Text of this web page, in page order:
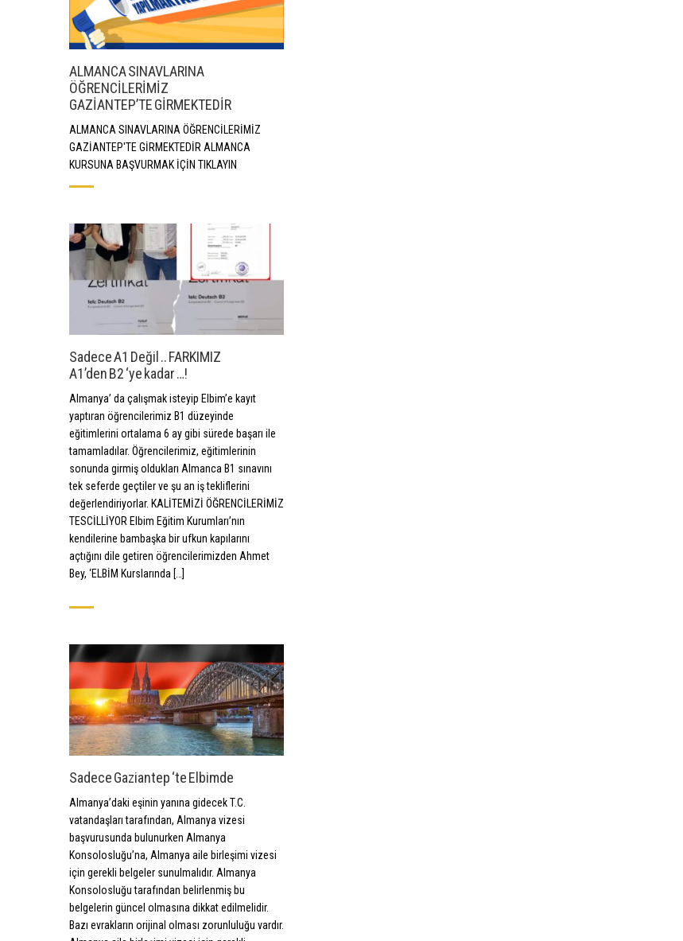
ALMANCA SINAVLARINA
ÖĞRENCİLERİMİZ
GAZİANTEP’TE GİRMEKTEDİR
ALMANCA SINAVLARINA ÖĞRENCİLERİMİZ
GAZİANTEP'TE GİRMEKTEDİR ALMANCA
KURSUNA BAŞVURMAK İÇİN TIKLAYIN
Sadece A1 Değil .. FARKIMIZ
A1’den B2 ‘ye kadar …!
Almanya’ da çalışmak isteyip Elbim’e kayıt
yaptıran öğrencilerimiz B1 düzeyinde
eğitimlerini ortalama 6 ay gibi sürede başarı ile
tamamladılar. Öğrencilerimiz, eğitimlerinin
sonunda girmiş oldukları Almanca B1 sınavını
tek seferde geçtiler ve şu an iş tekliflerini
değerlendiriyorlar. KALİTEMİZİ ÖĞRENCİLERİMİZ
TESCİLLİYOR Elbim Eğitim Kurumları’nın
kendilerine bambaşka bir ufkun kapılarını
açtığını dile getiren öğrencilerimizden Ahmet
Bey, ‘ELBİM Kurslarında […]
Sadece Gaziantep ‘te Elbimde
Almanya’daki eşinin yanına gidecek T.C.
vatandaşları tarafından, Almanya vizesi
başvurusunda bulunurken Almanya
Konsolosluğu’na, Almanya aile birleşimi vizesi
için gerekli belgeler sunulmalıdır. Almanya
Konsolosluğu tarafından belirlenmiş bu
belgelerin güncel olmasına dikkat edilmelidir.
Bazı evrakların orijinal olması zorunluluğu vardır.